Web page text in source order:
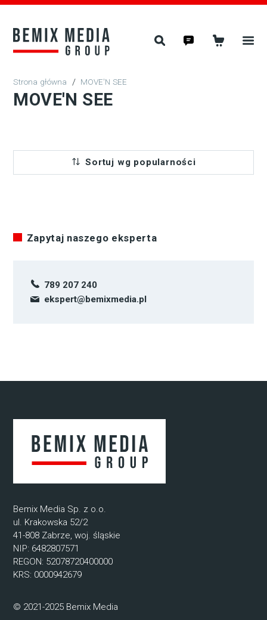
/ MOVE'N SEE
MOVE'N SEE
Sortuj wg popularności
Zapytaj naszego eksperta
789 207 240
ekspert@bemixmedia.pl
Bemix Media Sp. z o.o.
ul. Krakowska 52/2
41-808 Zabrze, woj. śląskie
NIP: 6482807571
REGON: 52078720400000
KRS: 0000942679
© 2021-2025 Bemix Media